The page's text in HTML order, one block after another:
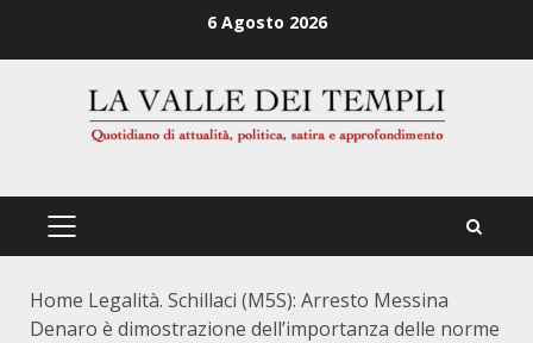
6 Agosto 2026
PRIMÄRES
Home Legalità. Schillaci (M5S): Arresto Messina
Denaro è dimostrazione dell’importanza delle norme